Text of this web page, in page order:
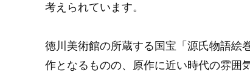
考えられています。
徳川美術館の所蔵する国宝「源氏物語絵
作となるものの、原作に近い時代の雰囲